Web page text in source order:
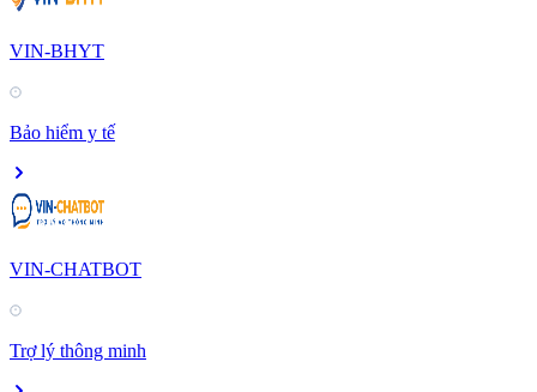
VIN-BHYT
Bảo hiểm y tế
VIN-CHATBOT
Trợ lý thông minh